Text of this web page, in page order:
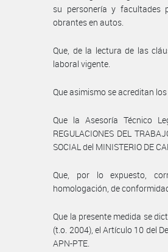
su personería y facultades
obrantes en autos.
Que, de la lectura de las
laboral vigente.
Que asimismo se acreditan
Que la Asesoría Técnico
REGULACIONES DEL
SOCIAL del MINISTERIO DE
Que, por lo expuesto,
homologación, de
Que la presente medida se
(t.o. 2004), el Artículo 10 del
APN-PTE.